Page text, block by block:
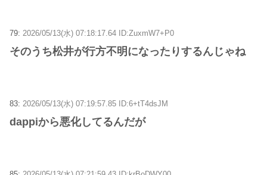
79: 2026/05/13(水) 07:18:17.64 ID:ZuxmW7+P0
そのうち松井が行方不明になったりするんじゃね
83: 2026/05/13(水) 07:19:57.85 ID:6+tT4dsJM
dappiから悪化してるんだが